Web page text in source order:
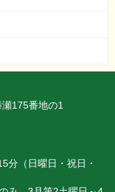
瀬175番地の1
分（日曜日・祝日・